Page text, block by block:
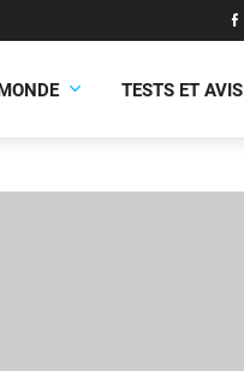
TESTS ET AVIS